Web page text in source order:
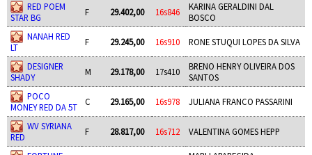
RED POEM
STAR BG
F 29.402,00 16s846
KARINA GERALDINI DAL
BOSCO
NANAH RED
LT
F 29.245,00 16s910 RONE STUQUI LOPES DA SILVA
DESIGNER
SHADY
M 29.178,00 17s410
BRENO HENRY OLIVEIRA DOS
SANTOS
POCO
MONEY RED DA 5T
C 29.165,00 16s978 JULIANA FRANCO PASSARINI
WV SYRIANA
RED
F 28.817,00 16s712 VALENTINA GOMES HEPP